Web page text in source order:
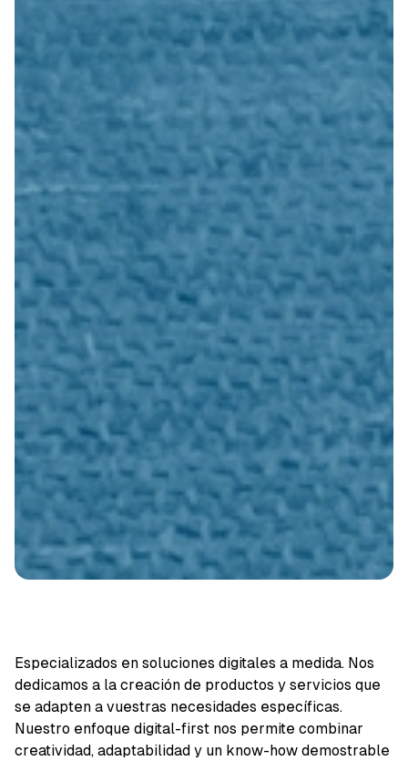
Especializados en soluciones digitales a medida. Nos
dedicamos a la creación de productos y servicios que
se adapten a vuestras necesidades específicas.
Nuestro enfoque digital-first nos permite combinar
creatividad, adaptabilidad y un know-how demostrable